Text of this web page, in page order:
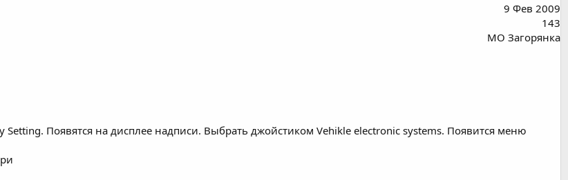
9 Фев 2009
143
МО Загорянка
Появятся на дисплее надписи. Выбрать джойстиком Vehikle electronic systems. Появится меню